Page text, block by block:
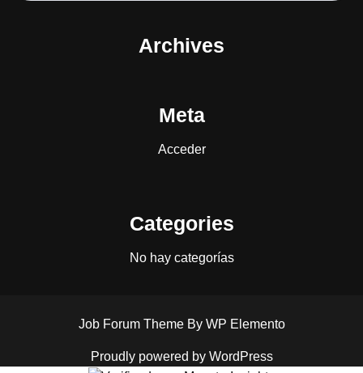
Archives
Meta
Acceder
Categories
No hay categorías
Job Forum Theme By WP Elemento
Proudly powered by WordPress